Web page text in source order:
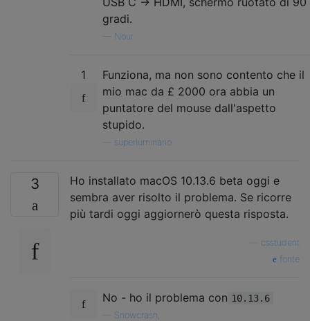
gradi.
Nour
1
Funziona, ma non sono contento che il
mio mac da £ 2000 ora abbia un
puntatore del mouse dall'aspetto
stupido.
superluminario
3
Ho installato macOS 10.13.6 beta oggi e
sembra aver risolto il problema. Se ricorre
più tardi oggi aggiornerò questa risposta.
csstudent
fonte
No - ho il problema con 10.13.6
Snowcrash,